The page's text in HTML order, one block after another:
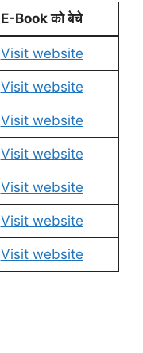
E-Book को बेचे
Visit website
Visit website
Visit website
Visit website
Visit website
Visit website
Visit website